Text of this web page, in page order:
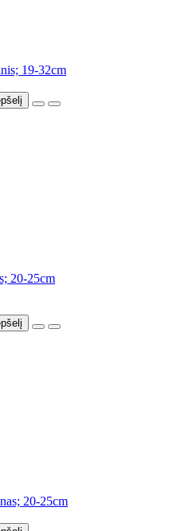
19-32cm
20-25cm
20-25cm